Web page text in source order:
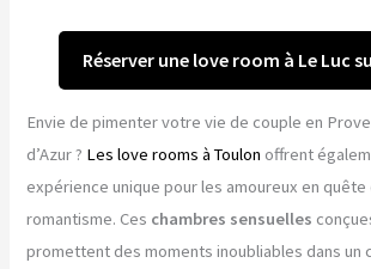
Réserver une love room à Le Luc
Envie de pimenter votre vie de couple en
d’Azur ? Les love rooms à Toulon offrent
expérience unique pour les amoureux en quête
romantisme. Ces chambres sensuelles
promettent des moments inoubliables dans un